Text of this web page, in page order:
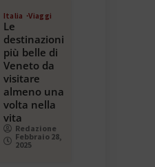
Italia Viaggi
Le
destinazioni
più belle di
Veneto da
visitare
almeno una
volta nella
vita
Redazione
Febbraio 28,
2025